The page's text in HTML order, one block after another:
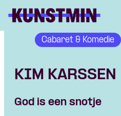
Cabaret & Komedie
KIM KARSSEN
God is een snotje